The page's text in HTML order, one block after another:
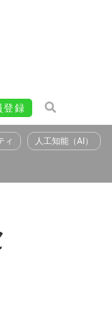
登録
ィ 人工知能（AI）